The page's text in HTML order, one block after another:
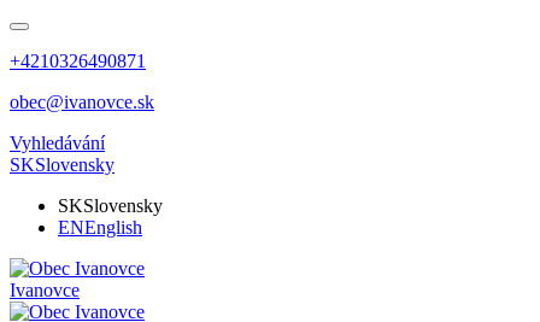
+4210326490871
obec@ivanovce.sk
Vyhledávání
SKSlovensky
SKSlovensky
ENEnglish
Ivanovce